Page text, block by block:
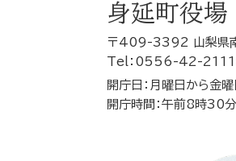
身延町役場
〒409-3392 山梨県
Tel：0556-42-
開庁日：月曜日から金
開庁時間：午前8時30